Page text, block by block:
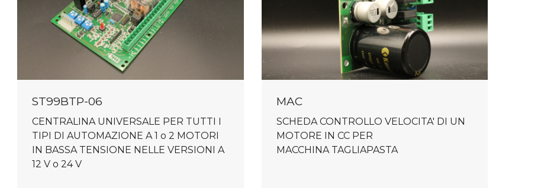
ST99BTP-06
CENTRALINA UNIVERSALE PER TUTTI I
TIPI DI AUTOMAZIONE A 1 o 2 MOTORI
IN BASSA TENSIONE NELLE VERSIONI A
12 V o 24 V
MAC
SCHEDA CONTROLLO VELOCITA' DI UN
MOTORE IN CC PER
MACCHINA TAGLIAPASTA